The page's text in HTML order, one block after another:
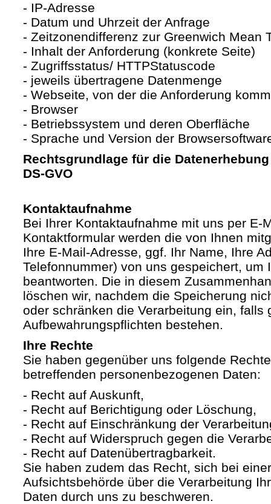
- IP-Adresse
- Datum und Uhrzeit der Anfrage
- Zeitzonendifferenz zur Greenwich Mean
- Inhalt der Anforderung (konkrete Seite)
- Zugriffsstatus/ HTTPStatuscode
- jeweils übertragene Datenmenge
- Webseite, von der die Anforderung
- Browser
- Betriebssystem und deren Oberfläche
- Sprache und Version der
Rechtsgrundlage für die
DS-GVO
Kontaktaufnahme
Bei Ihrer Kontaktaufnahme mit uns per E-
Kontaktformular werden die von Ihnen
Ihre E-Mail-Adresse, ggf. Ihr Name, Ihre
Telefonnummer) von uns gespeichert, um
beantworten. Die in diesem
löschen wir, nachdem die Speicherung
oder schränken die Verarbeitung ein, falls
Aufbewahrungspflichten bestehen.
Ihre Rechte
Sie haben gegenüber uns folgende
betreffenden personenbezogenen Daten:
- Recht auf Auskunft,
- Recht auf Berichtigung oder Löschung,
- Recht auf Einschränkung der
- Recht auf Widerspruch gegen die
- Recht auf Datenübertragbarkeit.
Sie haben zudem das Recht, sich bei
Aufsichtsbehörde über die Verarbeitung
Daten durch uns zu beschweren.